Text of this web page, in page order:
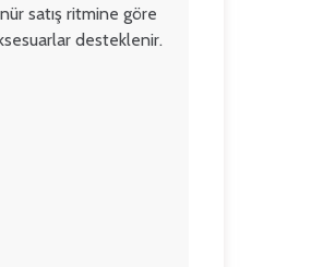
satış ritmine göre
desteklenir.